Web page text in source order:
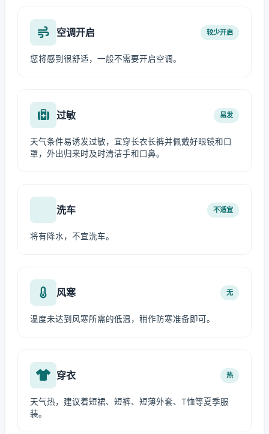
空调开启 较少开启
您将感到很舒适，一般不需要开启空调。
过敏 易发
天气条件易诱发过敏，宜穿长衣长裤并佩戴好眼镜和口
罩，外出归来时及时清洁手和口鼻。
洗车 不适宜
将有降水，不宜洗车。
风寒 无
温度未达到风寒所需的低温，稍作防寒准备即可。
穿衣 热
天气热，建议着短裙、短裤、短薄外套、T恤等夏季服
装。